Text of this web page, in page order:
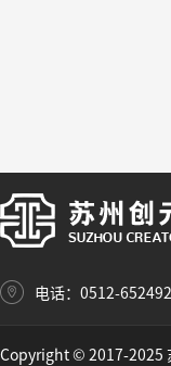
电话：0512-
Copyright © 2017-2025